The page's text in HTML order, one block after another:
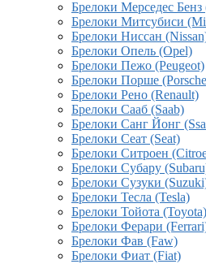
Брелоки Мерседес Бенз
Брелоки Митсубиси
Брелоки Ниссан
Брелоки Опель (Opel)
Брелоки Пежо (Peugeot)
Брелоки Порше
Брелоки Рено (Renault)
Брелоки Сааб (Saab)
Брелоки Санг Йонг
Брелоки Сеат (Seat)
Брелоки Ситроен
Брелоки Субару
Брелоки Сузуки
Брелоки Тесла (Tesla)
Брелоки Тойота (Toyota)
Брелоки Ферари
Брелоки Фав (Faw)
Брелоки Фиат (Fiat)